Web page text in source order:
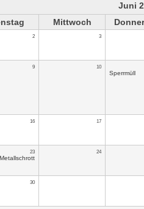
Juni
Mittwoch
2 3
9 10
Sperrmüll
16 17
23 24
30